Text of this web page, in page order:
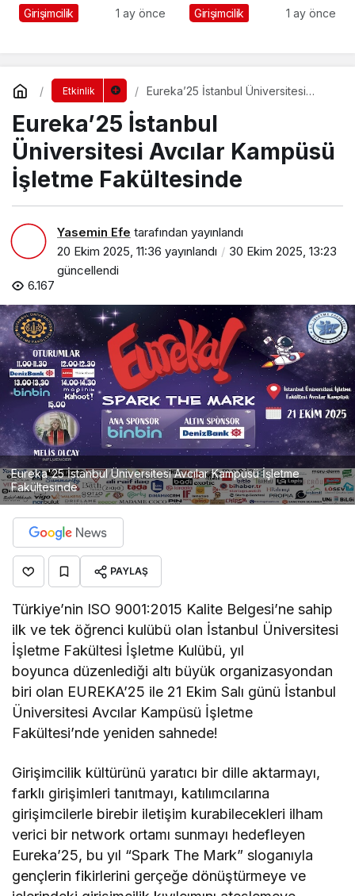
Girişimcilik 1 ay önce
267 Genç Daha
Girişimcilik 1 ay önce
Etkinlik
Eureka’25 İstanbul Üniversitesi
Fakültesinde
Eureka’25 İstanbul
Üniversitesi Avcılar Kampüsü
İşletme Fakültesinde
Yasemin Efe tarafından yayınlandı
20 Ekim 2025, 11:36 yayınlandı
30 Ekim 2025, 13:23
güncellendi
6.167
Eureka'25 İstanbul Üniversitesi Avcılar Kampüsü İşletme
Fakültesinde
PAYLAŞ
Türkiye’nin ISO 9001:2015 Kalite Belgesi’ne sahip
ilk ve tek öğrenci kulübü olan İstanbul Üniversitesi
İşletme Fakültesi İşletme Kulübü, yıl
boyunca düzenlediği altı büyük organizasyondan
biri olan EUREKA’25 ile 21 Ekim Salı günü İstanbul
Üniversitesi Avcılar Kampüsü İşletme
Fakültesi’nde yeniden sahnede!
Girişimcilik kültürünü yaratıcı bir dille aktarmayı,
farklı girişimleri tanıtmayı, katılımcılarına
girişimcilerle birebir iletişim kurabilecekleri ilham
verici bir network ortamı sunmayı hedefleyen
Eureka’25, bu yıl “Spark The Mark” sloganıyla
gençlerin fikirlerini gerçeğe dönüştürmeye ve